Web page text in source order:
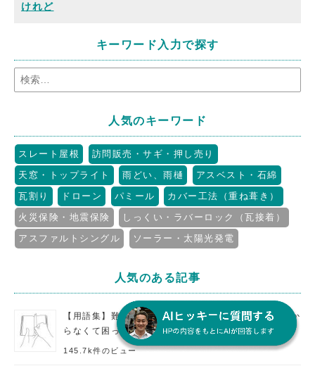
けれど
キーワード入力で探す
人気のキーワード
スレート屋根
訪問販売・サギ・押し売り
天窓・トップライト
雨どい、雨樋
アスベスト・石綿
瓦割り
ドローン パミール
カバー工法（重ね葺き）
火災保険・地震保険
しっくい・ラバーロック（瓦接着）
アスファルトシングル
ソーラー・太陽光発電
人気のある記事
【用語集】難しい屋根の専門用語をやさしく解説。分か
らなくて困った時の辞書として使えます。
145.7k件のビュー